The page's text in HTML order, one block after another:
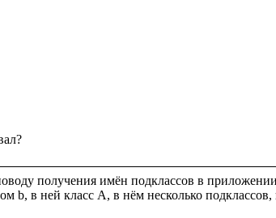
получения имён подклассов в
b, в ней класс A, в нём несколько